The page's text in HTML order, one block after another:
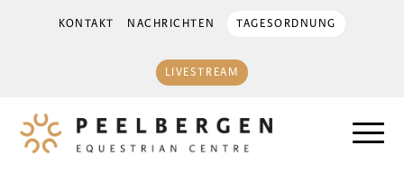
KONTAKT NACHRICHTEN TAGESORDNUNG
LIVESTREAM